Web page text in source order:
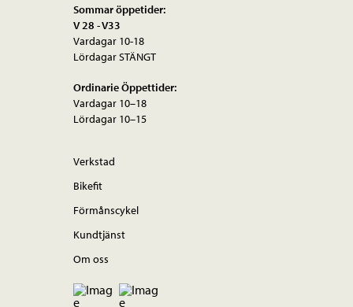
Sommar öppetider:
V 28 - V33
Vardagar 10-18
Lördagar STÄNGT
Ordinarie Öppettider:
Vardagar 10–18
Lördagar 10–15
Verkstad
Bikefit
Förmånscykel
Kundtjänst
Om oss